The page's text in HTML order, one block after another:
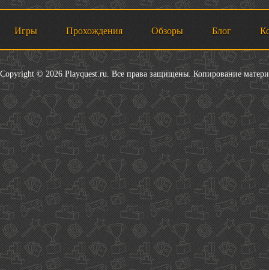
Игры Прохождения Обзоры Блог
Copyright © 2026 Playquest.ru. Все права защищены. Копирование